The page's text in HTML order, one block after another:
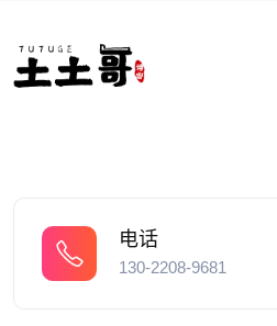
电话
130-2208-9681